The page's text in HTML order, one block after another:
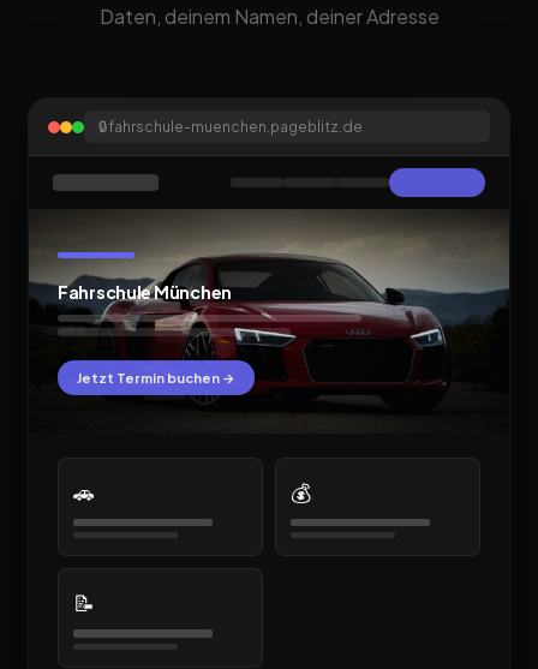
Daten, deinem Namen, deiner Adresse
🔒fahrschule-muenchen.pageblitz.de
Fahrschule München
Jetzt Termin buchen →
🚗 💰
📝